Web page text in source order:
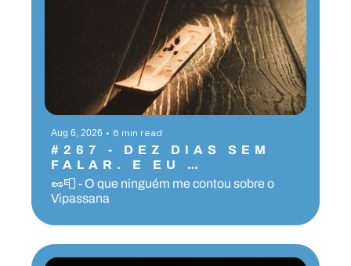
Aug 6, 2026 • 6 min read
#267 - DEZ DIAS SEM
FALAR. E EU
SOBREVIVI.
🥜📮 - O que ninguém me contou sobre o
Vipassana